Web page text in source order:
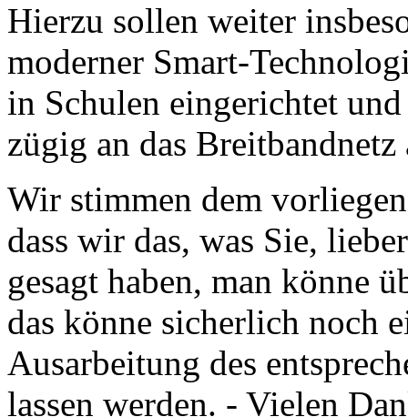
Hierzu sollen weiter
moderner Smart-
in Schulen eingerichtet
zügig an das Breitbandnetz
Wir stimmen dem
dass wir das, was Sie,
gesagt haben, man könne
das könne sicherlich noch
Ausarbeitung des
lassen werden. - Vielen